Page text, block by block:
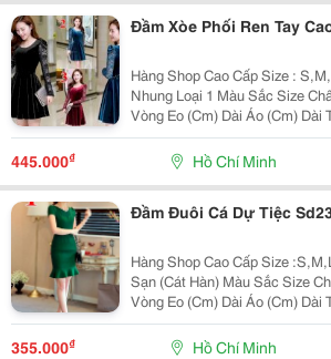
Đầm Xòe Phối Ren Tay
Hàng Shop Cao Cấp Size : S,M,L,Xl, Xxl Chất Liệu :
Nhung Loại 1 Màu Sắc Size Chất Liệu Vòng Ngực (Cm)
Vòng Eo (Cm) Dài Áo (Cm) Dài Tay (Cm) Ngang Vai (Cm)
Trọn
445.000₫ Hồ Chí Minh
Đầm Đuôi Cá Dự Tiệc
Hàng Shop Cao Cấp Size :S,M,L,Xl Chất Liệu : Yumi
Sạn (Cát Hàn) Màu Sắc Size Chất Liệu Vòng Ngực (Cm)
355.000₫ Hồ Chí Minh